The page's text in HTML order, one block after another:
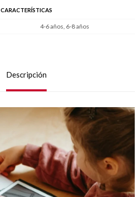
CARACTERÍSTICAS
4-6 años, 6-8 años
Descripción